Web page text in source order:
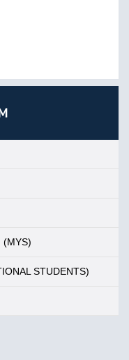
(MYS)
STUDENTS)